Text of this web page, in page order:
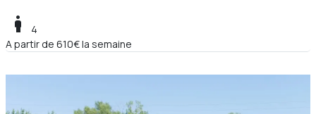
boy
4
A partir de 610€ la semaine